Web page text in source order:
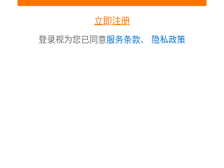
立即注册
登录视为您已同意服务条款、 隐私政策